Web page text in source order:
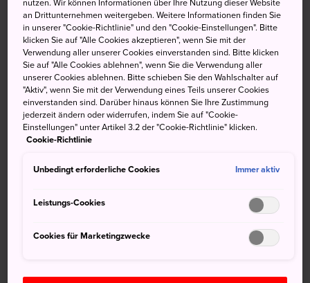
Der Berg hat eine relativ sanfte Neigung und ist mit nur
580 Metern nicht allzu hoch. Manchmal präsentiert er sich
sattgrün mit üppiger Vegetation, und manchmal sieht er
eher aus wie eine umgedrehte schneebedeckte
Reisschale. Wenn Sie ihn nicht von oben betrachten,
kämen Sie kaum auf die Idee, dass dieser
überdimensionale Hügel ein Vulkan ist.
Nicht verpassen
Panoramablick auf den Fuji, Oshima und die Izu
Inseln im Pazifischen Ozean
Den Izu Shaboten Zoo, den man vom Berggipfel
nutzen. Wir können Informationen über Ihre Nutzung dieser Website
an Drittunternehmen weitergeben. Weitere Informationen finden Sie
in unserer "Cookie-Richtlinie" und den "Cookie-Einstellungen". Bitte
klicken Sie auf "Alle Cookies akzeptieren", wenn Sie mit der
Verwendung aller unserer Cookies einverstanden sind. Bitte klicken
Sie auf "Alle Cookies ablehnen", wenn Sie die Verwendung aller
unserer Cookies ablehnen. Bitte schieben Sie den Wahlschalter auf
"Aktiv", wenn Sie mit der Verwendung eines Teils unserer Cookies
einverstanden sind. Darüber hinaus können Sie Ihre Zustimmung
jederzeit ändern oder widerrufen, indem Sie auf "Cookie-
Einstellungen" unter Artikel 3.2 der "Cookie-Richtlinie" klicken.
Cookie-Richtlinie
Unbedingt erforderliche Cookies Immer aktiv
Leistungs-Cookies
Cookies für Marketingzwecke